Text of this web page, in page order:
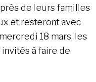
de leurs familles
et resteront avec
18 mars, les
à faire de